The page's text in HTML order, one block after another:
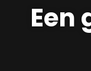
Een